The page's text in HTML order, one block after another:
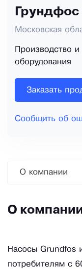
Грундфос
Московская
Производство
оборудования
Заказать
Сообщить об
О компании
О
Насосы Grundfos
потребителям c